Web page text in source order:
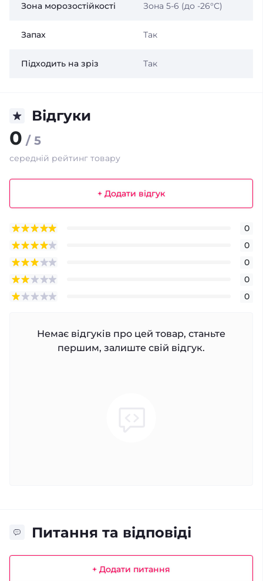
Зона морозостійкості Зона 5-6 (до -26°С)
Запах Так
Підходить на зріз Так
Відгуки
0 / 5
середній рейтинг товару
+ Додати відгук
0
0
0
0
0
Немає відгуків про цей товар, станьте
першим, залиште свій відгук.
Питання та відповіді
+ Додати питання